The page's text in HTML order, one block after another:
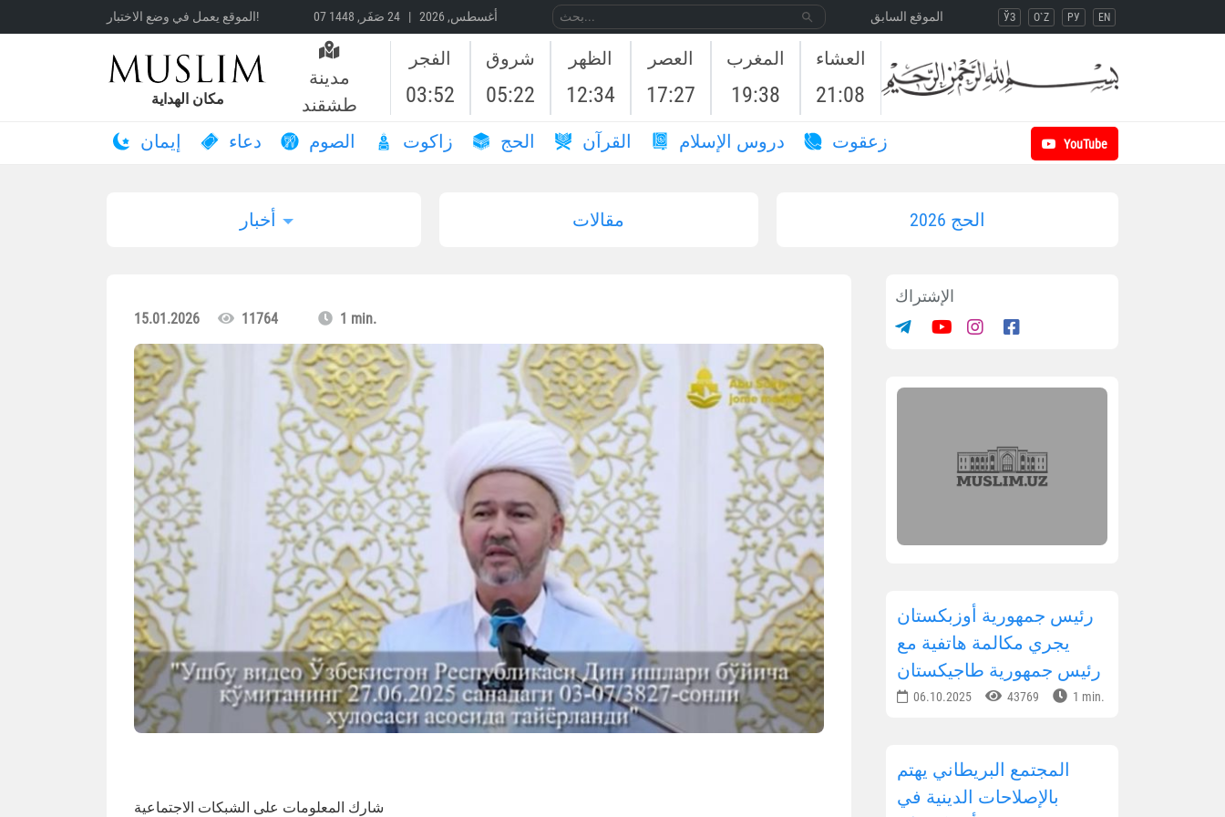
الموقع يعمل في وضع الاختبار! 07 أغسطس, 2026 | 24 صَفَر, 1448 الموقع السابق ЎЗ O`Z РУ EN
مكان الهداية
مدينة
طشقند
الفجر
03:52
شروق
05:22
الظهر
12:34
العصر
17:27
المغرب
19:38
العشاء
21:08
إيمان دعاء الصوم زاكوت الحج القرآن دروس الإسلام زعقوت YouTube
أخبار مقالات الحج 2026
15.01.2026 11764 1 min.
شارك المعلومات على الشبكات الاجتماعية
الإشتراك
رئيس جمهورية أوزبكستان
يجري مكالمة هاتفية مع
رئيس جمهورية طاجيكستان
06.10.2025 43769 1 min.
المجتمع البريطاني يهتم
بالإصلاحات الدينية في